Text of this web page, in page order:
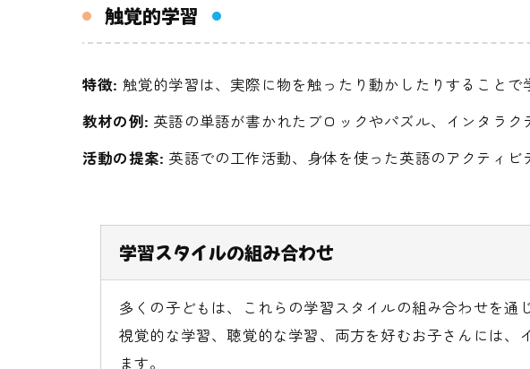
触覚的学習
特徴: 触覚的学習は、実際に物を触ったり動かしたりすることで
教材の例: 英語の単語が書かれたブロックやパズル、インタラク
活動の提案: 英語での工作活動、身体を使った英語のアクティビ
学習スタイルの組み合わせ
多くの子どもは、これらの学習スタイルの組み合わせを通
視覚的な学習、聴覚的な学習、両方を好むお子さんには
ます。